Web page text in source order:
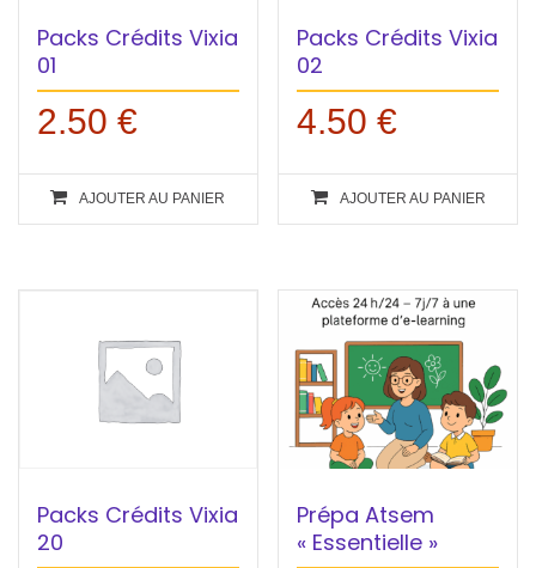
Packs Crédits Vixia
01
2.50 €
AJOUTER AU PANIER
Packs Crédits Vixia
02
4.50€
AJOUTER AU PANIER
Packs Crédits Vixia
20
Prépa Atsem
« Essentielle »